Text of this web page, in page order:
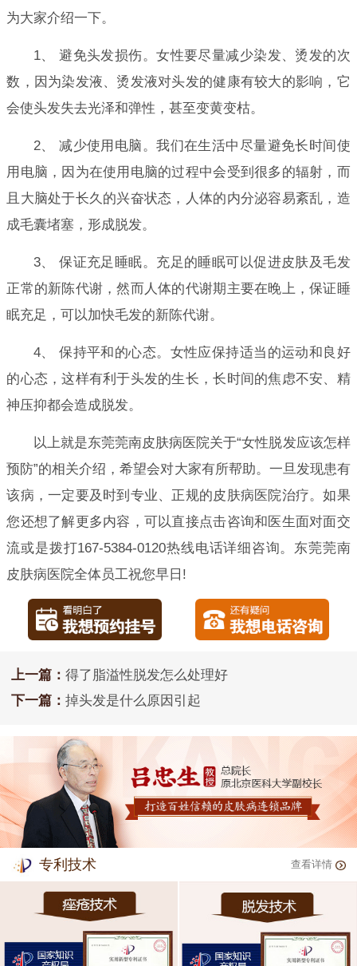
为大家介绍一下。
1、 避免头发损伤。女性要尽量减少染发、烫发的次
数，因为染发液、烫发液对头发的健康有较大的影响，它
会使头发失去光泽和弹性，甚至变黄变枯。
2、 减少使用电脑。我们在生活中尽量避免长时间使
用电脑，因为在使用电脑的过程中会受到很多的辐射，而
且大脑处于长久的兴奋状态，人体的内分泌容易紊乱，造
成毛囊堵塞，形成脱发。
3、 保证充足睡眠。充足的睡眠可以促进皮肤及毛发
正常的新陈代谢，然而人体的代谢期主要在晚上，保证睡
眠充足，可以加快毛发的新陈代谢。
4、 保持平和的心态。女性应保持适当的运动和良好
的心态，这样有利于头发的生长，长时间的焦虑不安、精
神压抑都会造成脱发。
以上就是东莞莞南皮肤病医院关于“女性脱发应该怎样
预防”的相关介绍，希望会对大家有所帮助。一旦发现患有
该病，一定要及时到专业、正规的皮肤病医院治疗。如果
您还想了解更多内容，可以直接点击咨询和医生面对面交
流或是拨打167-5384-0120热线电话详细咨询。东莞莞南
皮肤病医院全体员工祝您早日!
上一篇： 得了脂溢性脱发怎么处理好
下一篇： 掉头发是什么原因引起
专利技术 查看详情